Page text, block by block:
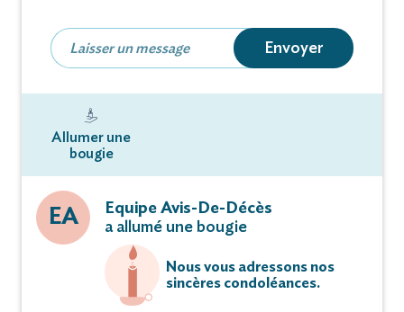
Envoyer
Allumer une
bougie
EA
Equipe Avis-De-Décès
a allumé une bougie
Nous vous adressons nos
sincères condoléances.